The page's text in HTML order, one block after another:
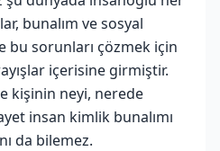
bunalım ve sosyal
bu sorunları çözmek için
içerisine girmiştir.
kişinin neyi, nerede
insan kimlik bunalımı
da bilemez.